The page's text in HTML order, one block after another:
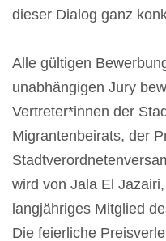
dieser Dialog ganz
Alle gültigen
unabhängigen Jury
Vertreter*innen der
Migrantenbeirats, der
wird von Jala El
langjähriges Mitglied
Die feierliche